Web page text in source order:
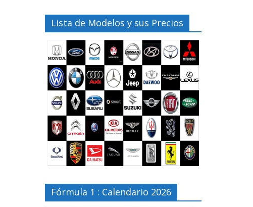
Lista de Modelos y sus Precios
Fórmula 1 : Calendario 2026